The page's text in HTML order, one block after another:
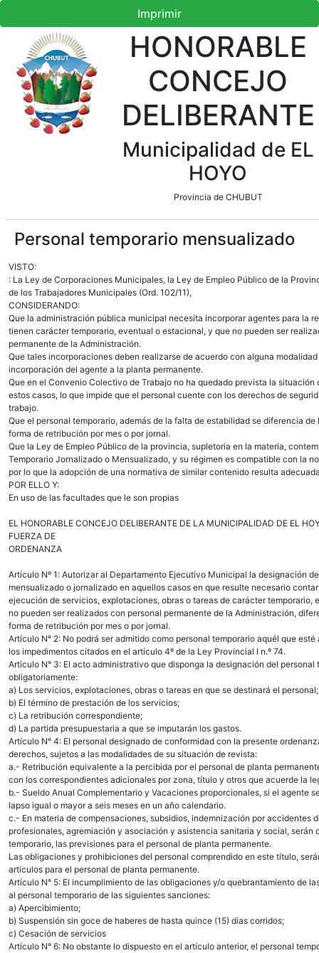
Imprimir
HONORABLE
CONCEJO
DELIBERANTE
Municipalidad de EL
HOYO
Provincia de CHUBUT
Personal temporario mensualizado
VISTO:
: La Ley de Corporaciones Municipales, la Ley de Empleo Público de la
de los Trabajadores Municipales (Ord. 102/11),
CONSIDERANDO:
Que la administración pública municipal necesita incorporar agentes para la
tienen carácter temporario, eventual o estacional, y que no pueden ser
permanente de la Administración.
Que tales incorporaciones deben realizarse de acuerdo con alguna
incorporación del agente a la planta permanente.
Que en el Convenio Colectivo de Trabajo no ha quedado prevista la situación
estos casos, lo que impide que el personal cuente con los derechos de
trabajo.
Que el personal temporario, además de la falta de estabilidad se diferencia
forma de retribución por mes o por jornal.
Que la Ley de Empleo Público de la provincia, supletoria en la materia,
Temporario Jornalizado o Mensualizado, y su régimen es compatible con la
por lo que la adopción de una normativa de similar contenido resulta
POR ELLO Y:
En uso de las facultades que le son propias
EL HONORABLE CONCEJO DELIBERANTE DE LA MUNICIPALIDAD DE EL
FUERZA DE
ORDENANZA
Artículo Nº 1: Autorizar al Departamento Ejecutivo Municipal la designación
mensualizado o jornalizado en aquellos casos en que resulte necesario
ejecución de servicios, explotaciones, obras o tareas de carácter temporario,
no pueden ser realizados con personal permanente de la Administración,
forma de retribución por mes o por jornal.
Artículo N° 2: No podrá ser admitido como personal temporario aquél que
los impedimentos citados en el artículo 4º de la Ley Provincial I n.º 74.
Artículo N° 3: El acto administrativo que disponga la designación del personal
obligatoriamente:
a) Los servicios, explotaciones, obras o tareas en que se destinará el personal;
b) El término de prestación de los servicios;
c) La retribución correspondiente;
d) La partida presupuestaria a que se imputarán los gastos.
Artículo N° 4: El personal designado de conformidad con la presente
derechos, sujetos a las modalidades de su situación de revista:
a.- Retribución equivalente a la percibida por el personal de planta
con los correspondientes adicionales por zona, título y otros que acuerde la
b.- Sueldo Anual Complementario y Vacaciones proporcionales, si el agente
lapso igual o mayor a seis meses en un año calendario.
c.- En materia de compensaciones, subsidios, indemnización por accidentes
profesionales, agremiación y asociación y asistencia sanitaria y social, serán
temporario, las previsiones para el personal de planta permanente.
Las obligaciones y prohibiciones del personal comprendido en este título,
artículos para el personal de planta permanente.
Artículo N° 5: El incumplimiento de las obligaciones y/o quebrantamiento de
al personal temporario de las siguientes sanciones:
a) Apercibimiento;
b) Suspensión sin goce de haberes de hasta quince (15) días corridos;
c) Cesación de servicios
Artículo N° 6: No obstante lo dispuesto en el artículo anterior, el personal